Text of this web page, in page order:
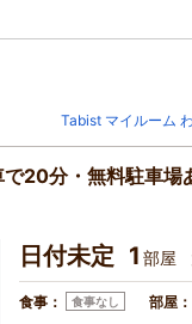
Tabist マイルーム
20分・無料駐車場
日付未定 1 部屋
食事： 食事なし 部屋：